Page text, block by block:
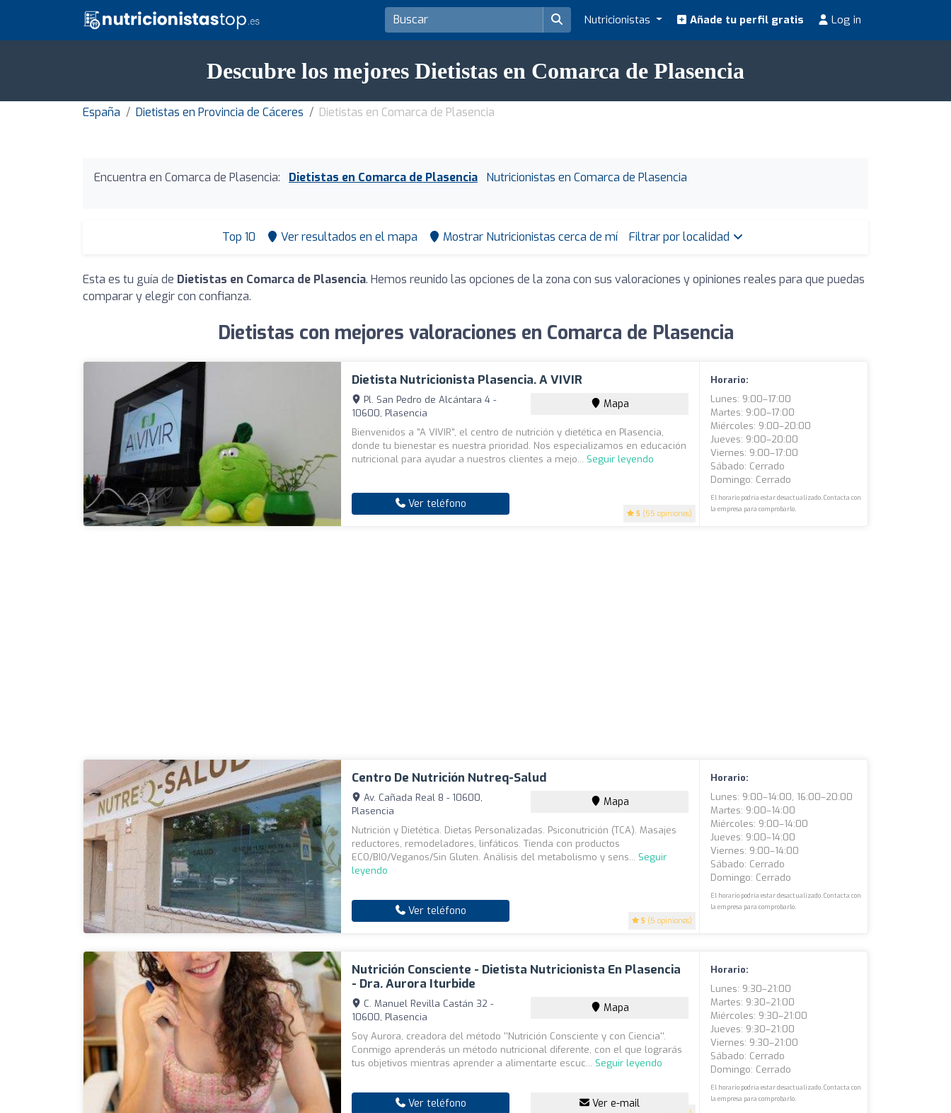
Nutricionistas Añade tu perfil gratis Log in
Descubre los mejores Dietistas en Comarca de Plasencia
España Dietistas en Provincia de Cáceres Dietistas en Comarca de Plasencia
Encuentra en Comarca de Plasencia: Dietistas en Comarca de Plasencia Nutricionistas en Comarca de Plasencia
Top 10 Ver resultados en el mapa Mostrar Nutricionistas cerca de mí Filtrar por localidad
Esta es tu guía de Dietistas en Comarca de Plasencia. Hemos reunido las opciones de la zona con sus valoraciones y opiniones reales para que puedas
comparar y elegir con confianza.
Dietistas con mejores valoraciones en Comarca de Plasencia
Dietista Nutricionista Plasencia. A VIVIR
5 (55 opiniones)
Pl. San Pedro de Alcántara 4 -
10600, Plasencia
Mapa
Bienvenidos a "A VIVIR", el centro de nutrición y dietética en Plasencia,
donde tu bienestar es nuestra prioridad. Nos especializamos en educación
nutricional para ayudar a nuestros clientes a mejo... Seguir leyendo
Ver teléfono
Horario:
Lunes: 9:00–17:00
Martes: 9:00–17:00
Miércoles: 9:00–20:00
Jueves: 9:00–20:00
Viernes: 9:00–17:00
Sábado: Cerrado
Domingo: Cerrado
El horario podría estar desactualizado. Contacta con
la empresa para comprobarlo.
Centro De Nutrición Nutreq-Salud
5 (5 opiniones)
Av. Cañada Real 8 - 10600,
Plasencia
Mapa
Nutrición y Dietética. Dietas Personalizadas. Psiconutrición (TCA). Masajes
reductores, remodeladores, linfáticos. Tienda con productos
ECO/BIO/Veganos/Sin Gluten. Análisis del metabolismo y sens... Seguir
leyendo
Ver teléfono
Horario:
Lunes: 9:00–14:00, 16:00–20:00
Martes: 9:00–14:00
Miércoles: 9:00–14:00
Jueves: 9:00–14:00
Viernes: 9:00–14:00
Sábado: Cerrado
Domingo: Cerrado
El horario podría estar desactualizado. Contacta con
la empresa para comprobarlo.
Nutrición Consciente - Dietista Nutricionista En Plasencia
- Dra. Aurora Iturbide
C. Manuel Revilla Castán 32 -
10600, Plasencia
Mapa
Soy Aurora, creadora del método ''Nutrición Consciente y con Ciencia''.
Conmigo aprenderás un método nutricional diferente, con el que lograrás
tus objetivos mientras aprender a alimentarte escuc... Seguir leyendo
Ver teléfono Ver e-mail
Horario:
Lunes: 9:30–21:00
Martes: 9:30–21:00
Miércoles: 9:30–21:00
Jueves: 9:30–21:00
Viernes: 9:30–21:00
Sábado: Cerrado
Domingo: Cerrado
El horario podría estar desactualizado. Contacta con
la empresa para comprobarlo.